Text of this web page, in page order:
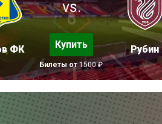
ФК
vs.
Купить
Билеты от1500 ₽
Рубин